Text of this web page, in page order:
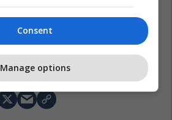
Consent
Manage options